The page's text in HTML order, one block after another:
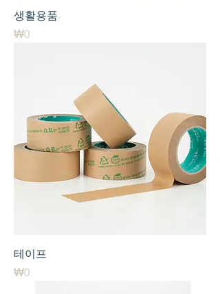
생활용품
가격
₩0
테이프
가격
₩0